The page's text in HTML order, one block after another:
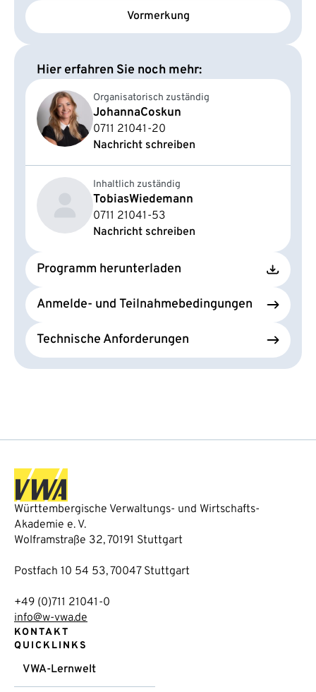
Vormerkung
Hier erfahren Sie noch mehr:
Organisatorisch zuständig
JohannaCoskun
0711 21041-20
Nachricht schreiben
Inhaltlich zuständig
TobiasWiedemann
0711 21041-53
Nachricht schreiben
Programm herunterladen
Anmelde- und Teilnahmebedingungen
Technische Anforderungen
Württembergische Verwaltungs- und Wirtschafts-
Akademie e. V.
Wolframstraße 32, 70191 Stuttgart
Postfach 10 54 53, 70047 Stuttgart
+49 (0)711 21041-0
info@w-vwa.de
KONTAKT
QUICKLINKS
VWA-Lernwelt